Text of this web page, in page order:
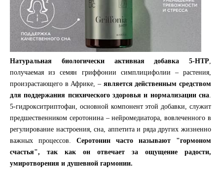
Натуральная биологически активная добавка 5-HTP
получаемая из семян гриффонии симплицифолии – растения,
произрастающего в Африке, – является действенным средством
для поддержания психического здоровья и нормализации сна
5-гидрокситриптофан, основной компонент этой добавки, служит
предшественником серотонина – нейромедиатора, вовлеченного в
регулирование настроения, сна, аппетита и ряда других жизненно
важных процессов. Серотонин часто называют "гормоном
счастья", так как он отвечает за ощущение радости,
умиротворения и душевной гармонии.